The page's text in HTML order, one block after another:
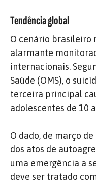
Tendência global
O cenário brasileiro
alarmante
internacionais.
Saúde (OMS), o
terceira principal
adolescentes de 10
O dado, de março
dos atos de
uma emergência a
deve ser tratado